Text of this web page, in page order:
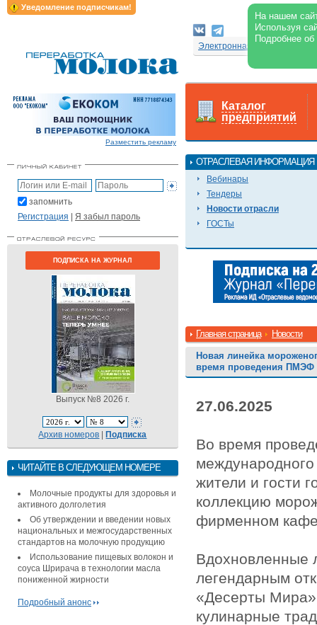
Уведомление подписчикам!
На нашем
Используя
Подробнее
Электронная версия
Разместить рекламу
запомнить
Регистрация | Я забыл пароль
ПОДПИСКА НА ЖУРНАЛ
Выпуск №8 2026 г.
Архив номеров |Подписка
ЧИТАЙТЕ В СЛЕДУЮЩЕМ НОМЕРЕ
Молочные продукты для здоровья и
активного долголетия
Об утверждении и введении новых
национальных и межгосударственных
стандартов на молочную продукцию
Использование пищевых волокон и
соуса Шрирача в технологии масла
пониженной жирности
Подробный анонс
Каталог
предприятий
ОТРАСЛЕВАЯ ИНФОРМАЦИЯ
Вебинары
Тендеры
Новости отрасли
ГОСТы
Главная страница Новости
Новая линейка
время проведения ПМЭФ
27.06.2025
Во время
жители и гости
коллекцию
фирменном
Вдохновленные
легендарным
«Десерты
кулинарные